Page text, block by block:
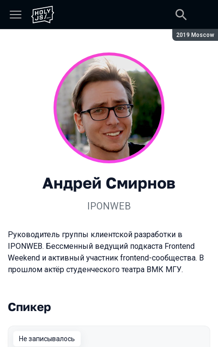
Сезон:
2019 Moscow
Андрей Смирнов
IPONWEB
Руководитель группы клиентской разработки в
IPONWEB. Бессменный ведущий подкаста Frontend
Weekend и активный участник frontend-сообщества. В
прошлом актёр студенческого театра ВМК МГУ.
Выступления в сезоне 2019 Moscow
Спикер
Не записывалось